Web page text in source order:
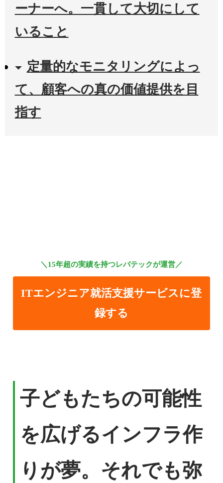
ーナーへ。一貫して大切にして
いること
定量的なモニタリングによっ
て、顧客への真の価値提供を目
指す
＼15年超の実績を持つレバテックが運営／
ITエンジニア就活支援サービスに登
録する
子どもたちの可能性
を広げるインフラ作
りが夢。それでも弥